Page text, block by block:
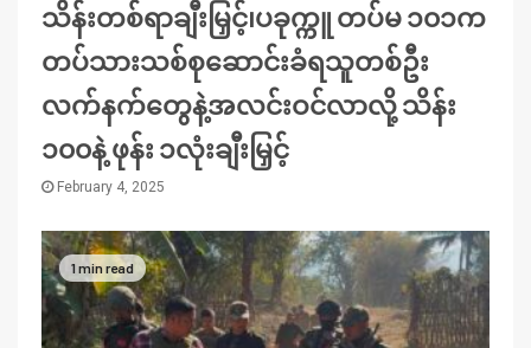
သိန်းတစ်ရာချီးမြှင့်၊ပခုက္ကူ တပ်မ ၁၀၁က
တပ်သားသစ်စုဆောင်းခံရသူတစ်ဦး
လက်နက်တွေနဲ့အလင်းဝင်လာလို့ သိန်း
၁၀၀နဲ့ ဖုန်း ၁လုံးချီးမြှင့်
February 4, 2025
1 min read